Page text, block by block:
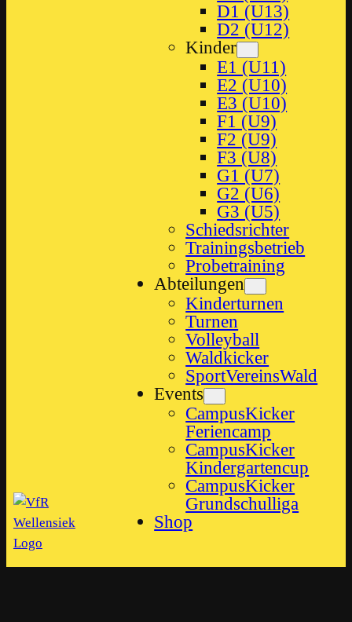
D1 (U13)
D2 (U12)
Kinder
E1 (U11)
E2 (U10)
E3 (U10)
F1 (U9)
F2 (U9)
F3 (U8)
G1 (U7)
G2 (U6)
G3 (U5)
Schiedsrichter
Trainingsbetrieb
Probetraining
Abteilungen
Kinderturnen
Turnen
Volleyball
Waldkicker
SportVereinsWald
Events
CampusKicker
Feriencamp
CampusKicker
Kindergartencup
CampusKicker
Grundschulliga
Shop